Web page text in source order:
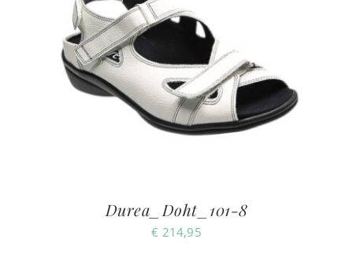
Durea_Doht_101-8
€ 214,95